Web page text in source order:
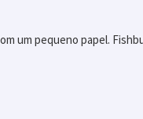
um pequeno papel.